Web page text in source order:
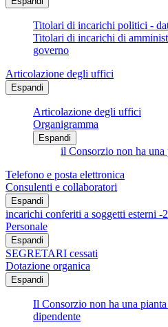
Titolari di incarichi politici -
Titolari di incarichi di
governo
Articolazione degli uffici
Espandi
Articolazione degli uffici
Organigramma
Espandi
il Consorzio non ha una
Telefono e posta elettronica
Consulenti e collaboratori
Espandi
incarichi conferiti a soggetti esterni -
Personale
Espandi
SEGRETARI cessati
Dotazione organica
Espandi
Il Consorzio non ha una
dipendente